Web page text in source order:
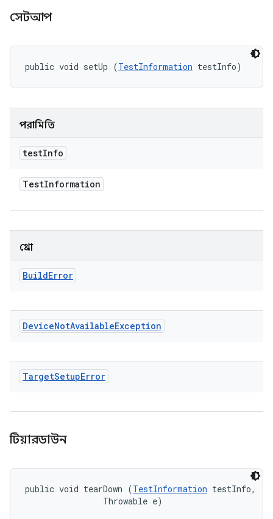
সেটআপ
public void setUp (TestInformation testInfo)
পরামিতি
testInfo
TestInformation
থ্রো
BuildError
DeviceNotAvailableException
TargetSetupError
টিয়ারডাউন
public void tearDown (TestInformation testInfo,
                Throwable e)